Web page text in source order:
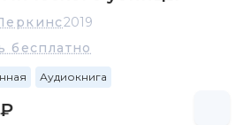
континентах; основал
организаций и был
организаций, основанная и
чейндж», «Ди-си») стала
2019
бесплатно
Аудиокнига